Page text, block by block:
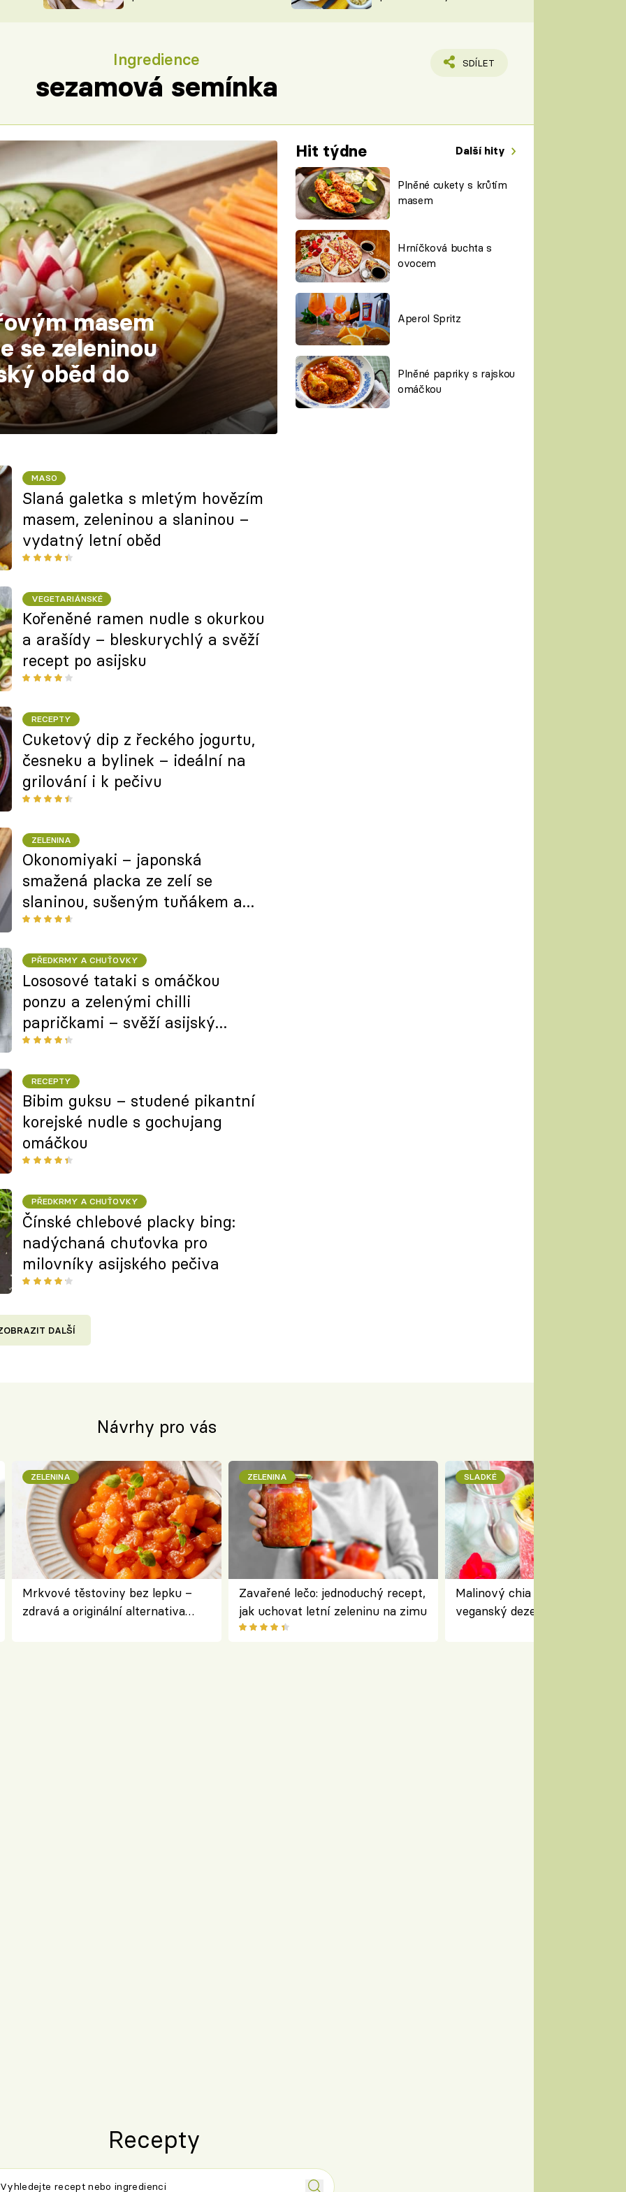
ŠÉFREDAKTORKY
Ingredience
sezamová semínka
SDÍLET
Hit týdne Další hity
Plněné cukety s krůtím
masem
Hrníčková buchta s
ovocem
Aperol Spritz
Plněné papriky s rajskou
omáčkou
masem
se zeleninou
oběd do
MASO
Slaná galetka s mletým hovězím
masem, zeleninou a slaninou –
vydatný letní oběd
VEGETARIÁNSKÉ
Kořeněné ramen nudle s okurkou
a arašídy – bleskurychlý a svěží
recept po asijsku
RECEPTY
Cuketový dip z řeckého jogurtu,
česneku a bylinek – ideální na
grilování i k pečivu
ZELENINA
Okonomiyaki – japonská
smažená placka ze zelí se
slaninou, sušeným tuňákem a
matcha majonézou podle Jany
PŘEDKRMY A CHUŤOVKY
Lososové tataki s omáčkou
ponzu a zelenými chilli
papričkami – svěží asijský
předkrm
RECEPTY
Bibim guksu – studené pikantní
korejské nudle s gochujang
omáčkou
PŘEDKRMY A CHUŤOVKY
Čínské chlebové placky bing:
nadýchaná chuťovka pro
milovníky asijského pečiva
DALŠÍ
Návrhy pro vás
ZELENINA
Mrkvové těstoviny bez lepku –
zdravá a originální alternativa
ZELENINA
Zavařené lečo: jednoduchý recept,
jak uchovat letní zeleninu na zimu
SLADKÉ
Malinový chia pudink s
veganský dezert plný ovoce a
Recepty